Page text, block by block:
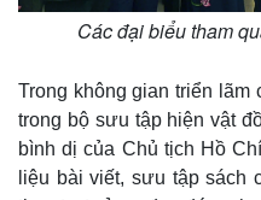
Các đại biểu tham
Trong không gian triển lãm
trong bộ sưu tập hiện vật
bình dị của Chủ tịch Hồ
liệu bài viết, sưu tập sách